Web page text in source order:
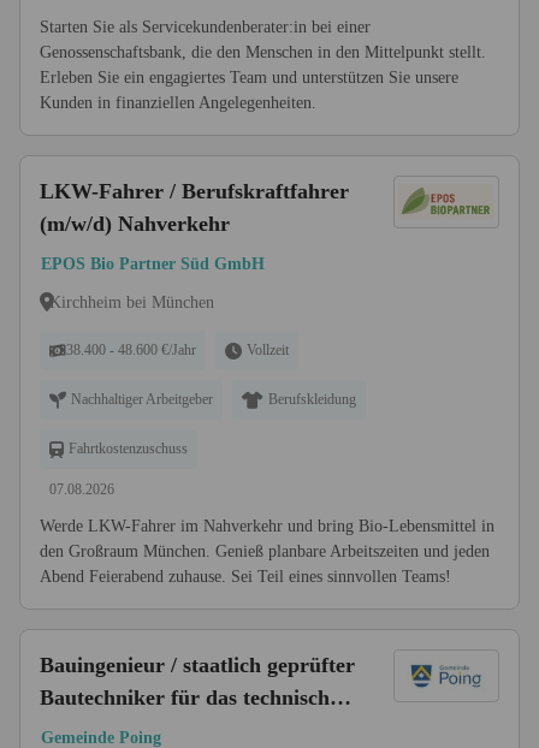
Starten Sie als Servicekundenberater:in bei einer
Genossenschaftsbank, die den Menschen in den Mittelpunkt stellt.
Erleben Sie ein engagiertes Team und unterstützen Sie unsere
Kunden in finanziellen Angelegenheiten.
LKW-Fahrer / Berufskraftfahrer
(m/w/d) Nahverkehr
EPOS Bio Partner Süd GmbH
Kirchheim bei München
38.400 - 48.600 €/Jahr Vollzeit
Nachhaltiger Arbeitgeber Berufskleidung
Fahrtkostenzuschuss
07.08.2026
Werde LKW-Fahrer im Nahverkehr und bring Bio-Lebensmittel in
den Großraum München. Genieß planbare Arbeitszeiten und jeden
Abend Feierabend zuhause. Sei Teil eines sinnvollen Teams!
Bauingenieur / staatlich geprüfter
Bautechniker für das technische
Bauamt - Fachrichtung Tiefbau
Gemeinde Poing